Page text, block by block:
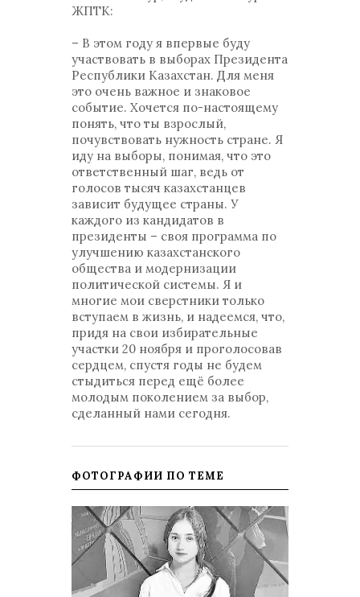
ЖПТК:
– В этом году я впервые буду
участвовать в выборах Президента
Республики Казахстан. Для меня
это очень важное и знаковое
событие. Хочется по-настоящему
понять, что ты взрослый,
почувствовать нужность стране. Я
иду на выборы, понимая, что это
ответственный шаг, ведь от
голосов тысяч казахстанцев
зависит будущее страны. У
каждого из кандидатов в
президенты – своя программа по
улучшению казахстанского
общества и модернизации
политической системы. Я и
многие мои сверстники только
вступаем в жизнь, и надеемся, что,
придя на свои избирательные
участки 20 ноября и проголосовав
сердцем, спустя годы не будем
стыдиться перед ещё более
молодым поколением за выбор,
сделанный нами сегодня.
ФОТОГРАФИИ ПО ТЕМЕ